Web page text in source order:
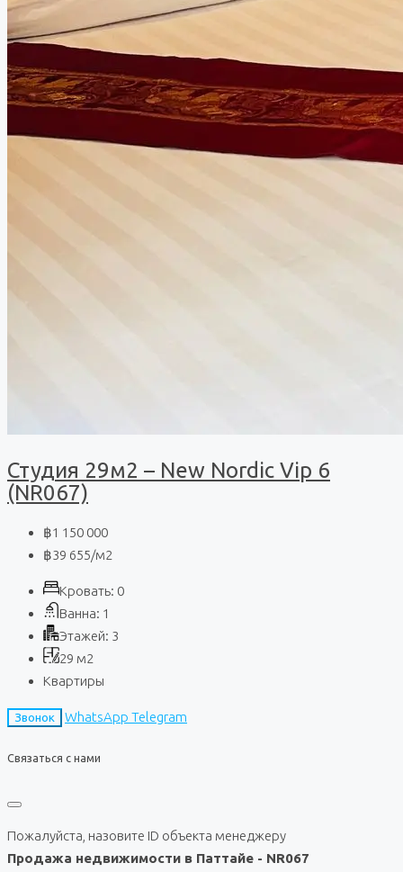
Студия 29м2 – New Nordic Vip 6
(NR067)
฿1 150 000
฿39 655/м2
Кровать: 0
Ванна: 1
Этажей: 3
29 м2
Квартиры
Звонок WhatsApp Telegram
Связаться с нами
Пожалуйста, назовите ID объекта менеджеру
Продажа недвижимости в Паттайе - NR067